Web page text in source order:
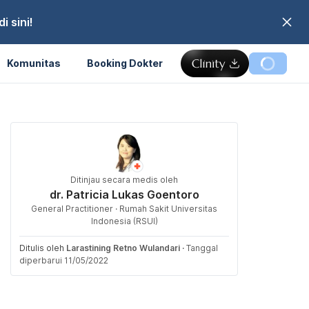
sini!
Komunitas Booking Dokter
Ditinjau secara medis oleh
dr. Patricia Lukas Goentoro
General Practitioner · Rumah Sakit Universitas
Indonesia (RSUI)
Ditulis oleh Larastining Retno Wulandari · Tanggal
diperbarui 11/05/2022